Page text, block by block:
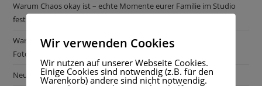
Warum Chaos okay ist – echte Momente eurer Familie im Studio
festhalten
Warum Fotos so wichtig als Erinnerung sind – Gedanken einer
Fotografin
Neugeborenenshooting – Hast du Outfits?
Wir verwenden Cookies
Wir nutzen auf unserer Webseite Cookies.
Einige Cookies sind notwendig (z.B. für den
Warenkorb) andere sind nicht notwendig.